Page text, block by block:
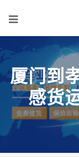
厦门到
感货